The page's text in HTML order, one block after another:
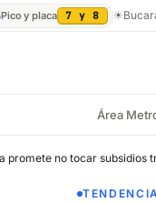
Pico y placa 7 y 8 ☀
Área